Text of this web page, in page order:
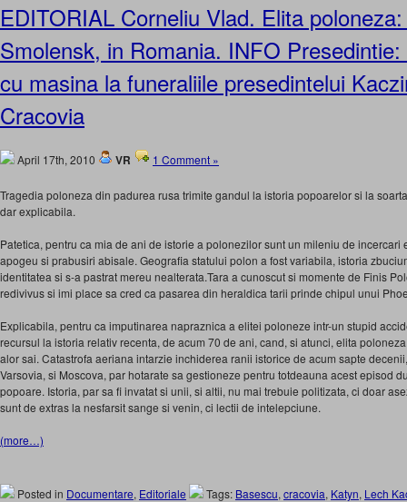
EDITORIAL Corneliu Vlad. Elita
Smolensk, in Romania. INFO
cu masina la funeraliile presedintelui
Cracovia
April 17th, 2010 VR 1 Comment »
Tragedia poloneza din padurea rusa trimite gandul la istoria popoarelor si la
dar explicabila.
Patetica, pentru ca mia de ani de istorie a polonezilor sunt un mileniu de
apogeu si prabusiri abisale. Geografia statului polon a fost variabila, istoria
identitatea si s-a pastrat mereu nealterata.Tara a cunoscut si momente de Finis
redivivus si imi place sa cred ca pasarea din heraldica tarii prinde chipul unui
Explicabila, pentru ca imputinarea napraznica a elitei poloneze intr-un stupid
recursul la istoria relativ recenta, de acum 70 de ani, cand, si atunci, elita
alor sai. Catastrofa aeriana intarzie inchiderea ranii istorice de acum sapte
Varsovia, si Moscova, par hotarate sa gestioneze pentru totdeauna acest episod
popoare. Istoria, par sa fi invatat si unii, si altii, nu mai trebuie politizata, ci doar
sunt de extras la nesfarsit sange si venin, ci lectii de intelepciune.
(more…)
Posted in Documentare, Editoriale Tags: Basescu, cracovia, Katyn, Lech